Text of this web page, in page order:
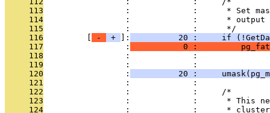
     113
:             :      * Set
     114
:             :      *
     115
                 :             :      */
     116
- + ]:
20 :     if
     117
                 :
0 :
     118
:             :
     119
                 :             :
     120
                 :
20 :
     121
                 :             :
     122
                 :             :     /*
     123
:             :      * This
     124
:             :      *